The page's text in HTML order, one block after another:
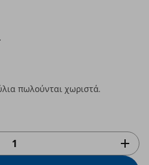
πωλούνται χωριστά.